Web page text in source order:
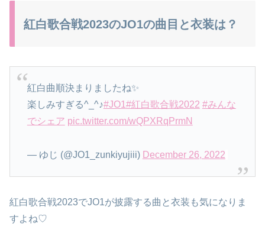
紅白歌合戦2023のJO1の曲目と衣装は？
紅白曲順決まりましたね✨
楽しみすぎる^_^♪#JO1 #紅白歌合戦2022 #みんな
でシェア pic.twitter.com/wQPXRqPrmN
— ゆじ (@JO1_zunkiyujiii) December 26, 2022
紅白歌合戦2023でJO1が披露する曲と衣装も気になりま
すよね♡